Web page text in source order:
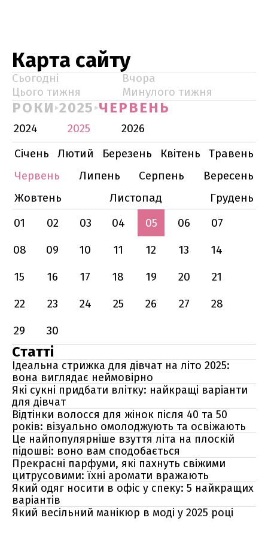
Карта сайту
Сьогодні
Вчора
Цього тижня
Минулого тижня
РОКИ 2025 ЧЕРВЕНЬ
2024 2025
2026
Січень
Лютий Березень Квітень
Травень
Червень
Липень Серпень
Вересень
Жовтень
Листопад
Грудень
01
02 03 04 05 06
07
08
09 10 11 12 13
14
15
16 17 18 19 20
21
22
23 24 25 26 27
28
29
30
Статті
Ідеальна стрижка для дівчат на літо 2025:
вона виглядає неймовірно
Які сукні придбати влітку: найкращі варіанти
для дівчат
Відтінки волосся для жінок після 40 та 50
років: візуально омолоджують та освіжають
Це найпопулярніше взуття літа на плоскій
підошві: воно вам сподобається
Прекрасні парфуми, які пахнуть свіжими
цитрусовими: їхні аромати вражають
Який одяг носити в офіс у спеку: 5 найкращих
варіантів
Який весільний манікюр в моді у 2025 році